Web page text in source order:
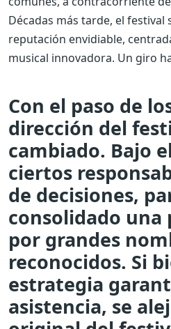
Décadas más tarde, el festival
reputación envidiable,
musical innovadora. Un giro
Con el paso de
dirección del
cambiado. Bajo
ciertos
de decisiones,
consolidado una
por grandes
reconocidos. Si
estrategia
asistencia, se